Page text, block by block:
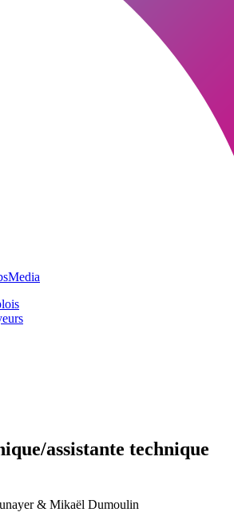
assistante technique
& Mikaël Dumoulin